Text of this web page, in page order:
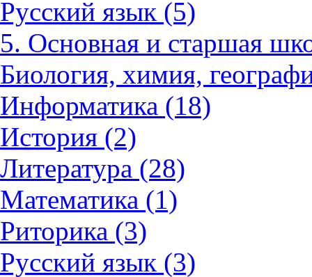
Русский язык (5)
5. Основная и старшая
Биология, химия,
Информатика (18)
История (2)
Литература (28)
Математика (1)
Риторика (3)
Русский язык (3)